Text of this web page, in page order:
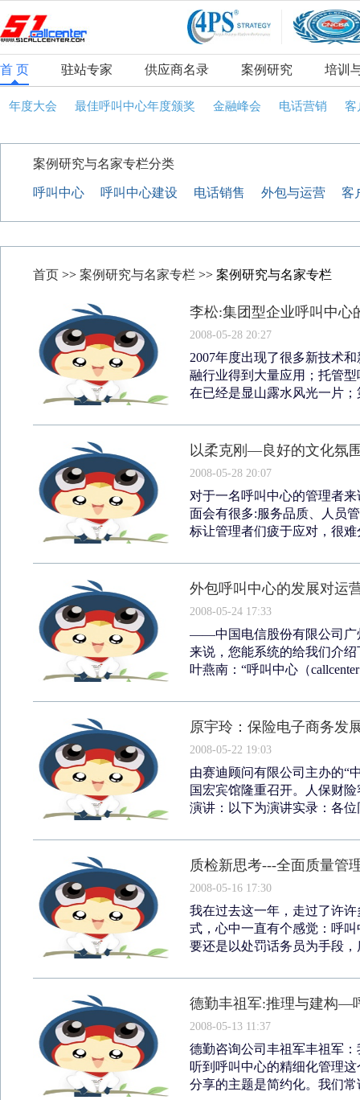
首 页 驻站专家 供应商名录 案例研究 培训
年度大会 最佳呼叫中心年度颁奖 金融峰会 电话营销 客
案例研究与名家专栏分类
呼叫中心 呼叫中心建设 电话销售 外包与运营 客
首页 >> 案例研究与名家专栏 >> 案例研究与名家专栏
李松:集团型企业呼叫中心
2008-05-28 20:27
2007年度出现了很多新技术
融行业得到大量应用；托管
在已经是显山露水风光一片
以柔克刚—良好的文化氛
2008-05-28 20:07
对于一名呼叫中心的管理者
面会有很多:服务品质、人员
标让管理者们疲于应对，很
外包呼叫中心的发展对运
2008-05-24 17:33
——中国电信股份有限公司广
来说，您能系统的给我们介
叶燕南：“呼叫中心（
原宇玲：保险电子商务发
2008-05-22 19:03
由赛迪顾问有限公司主办的“
国宏宾馆隆重召开。人保财
演讲：以下为演讲实录：各
质检新思考---全面质量管
2008-05-16 17:30
我在过去这一年，走过了许
式，心中一直有个感觉：呼
要还是以处罚话务员为手段
德勤丰祖军:推理与建构—
2008-05-13 11:37
德勤咨询公司丰祖军丰祖军
听到呼叫中心的精细化管理
分享的主题是简约化。我们